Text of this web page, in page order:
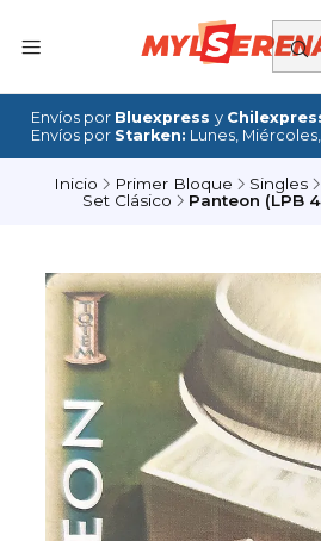
Envíos por Bluexpress y
Envíos por Starken: Lunes,
Inicio Primer Bloque Singles
Set Clásico
Panteon (LPB